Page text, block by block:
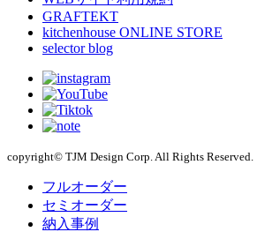
GRAFTEKT
kitchenhouse ONLINE STORE
selector blog
copyright© TJM Design Corp. All Rights Reserved.
フルオーダー
セミオーダー
納入事例